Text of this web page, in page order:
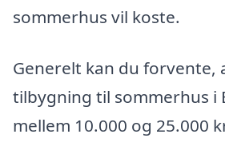
sommerhus vil koste.
Generelt kan du forvente,
tilbygning til sommerhus i
mellem 10.000 og 25.000